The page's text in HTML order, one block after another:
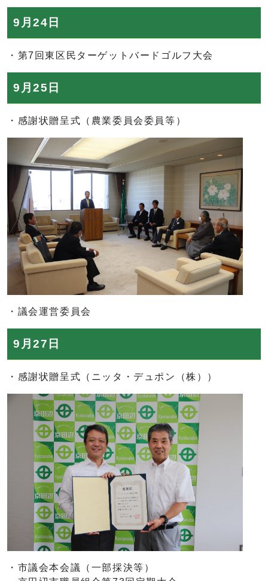
9月24日
・第7回東区民ターゲットバードゴルフ大会
9月25日
・感謝状贈呈式（農業委員会委員等）
・議会運営委員会
9月27日
・感謝状贈呈式（ニッタ・デュポン（株））
・市議会本会議（一部採決等）